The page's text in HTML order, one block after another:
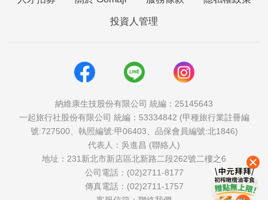
投資人管理
納維康生技股份有限公司 統編：25145643
一起旅行社股份有限公司 統編：53334842 (甲種旅行業註冊編
號:727500、執照編號:甲06403、品保會員編號:北1846)
代表人：吳進昌 (聯絡人)
地址：231新北市新店區北新路二段262號二樓之6
公司電話：(02)2711-8177
傳真電話：(02)2711-1757